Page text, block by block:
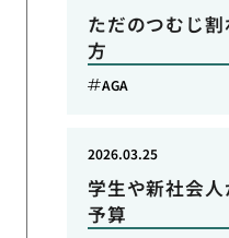
ただのつむじ
方
AGA
学生や新社会
予算
2026.03.25